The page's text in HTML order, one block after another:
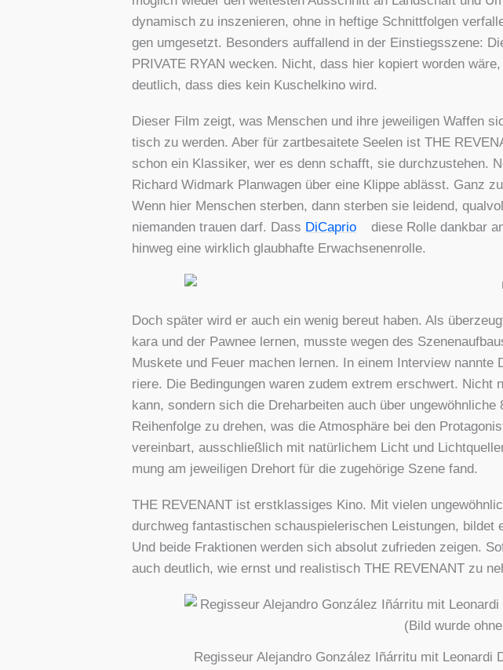
dyna­misch zu insze­nie­ren, ohne in hef­ti­ge Schnitt­fol­gen
gen umge­setzt. Beson­ders auf­fal­lend in der Ein­stiegs­sze­ne:
PRIVATE RYAN wecken. Nicht, dass hier kopiert wor­den
deut­lich, dass dies kein Kuschel­ki­no wird.
Die­ser Film zeigt, was Men­schen und ihre jewei­li­gen Waf­fen
tisch zu wer­den. Aber für zart­be­sai­te­te See­len ist THE
schon ein Klas­si­ker, wer es denn schafft, sie durch­zu­ste­hen.
Richard Wid­mark Plan­wa­gen über eine Klip­pe ablässt. Ganz
Wenn hier Men­schen ster­ben, dann ster­ben sie lei­dend,
nie­man­den trau­en darf. Dass DiCa­prio
die­se Rol­le dank­bar
hin­weg eine wirk­lich glaub­haf­te Erwach­se­nen­rol­le.
Doch spä­ter wird er auch ein wenig bereut haben. Als
ka­ra und der Paw­nee ler­nen, muss­te wegen des
Mus­ke­te und Feu­er machen ler­nen. In einem Inter­view
rie­re. Die Bedin­gun­gen waren zudem extrem erschwert.
kann, son­dern sich die Dreh­ar­bei­ten auch über
Rei­hen­fol­ge zu dre­hen, was die Atmo­sphä­re bei den
ver­ein­bart, aus­schließ­lich mit natür­li­chem Licht und
mung am jewei­li­gen Dreh­ort für die zuge­hö­ri­ge Sze­ne fand.
THE REVENANT ist erst­klas­si­ges Kino. Mit vie­len
durch­weg fan­tas­ti­schen schau­spie­le­ri­schen Leis­tun­gen,
Und bei­de Frak­tio­nen wer­den sich abso­lut zufrie­den zei­gen.
auch deut­lich, wie ernst und rea­lis­tisch THE REVENANT zu
Regis­seur Ale­jan­dro Gon­zá­lez Iñár­ri­tu mit Leo­nar­di